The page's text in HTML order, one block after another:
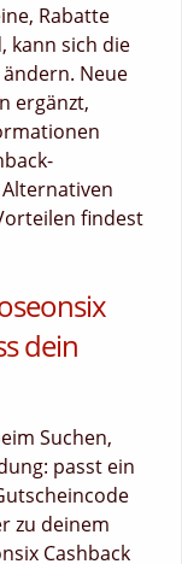
Rabatte
kann sich die
Neue
ergänzt,
findest
dein
Suchen,
passt ein
zu deinem
Cashback